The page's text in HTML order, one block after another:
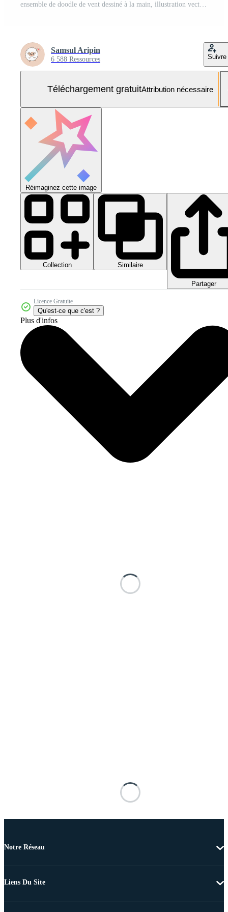
ensemble de doodle de vent dessiné à la main, illustration vectorielle. Vecteur Gratuit et SVG Gratuit
Samsul Aripin
6 588 Ressources Suivre
Téléchargement gratuitAttribution nécessaire
Réimaginez cette image
Collection Similaire
Partager
Licence Gratuite
Qu'est-ce que c'est ?
Plus d'infos
Notre Réseau
Liens Du Site